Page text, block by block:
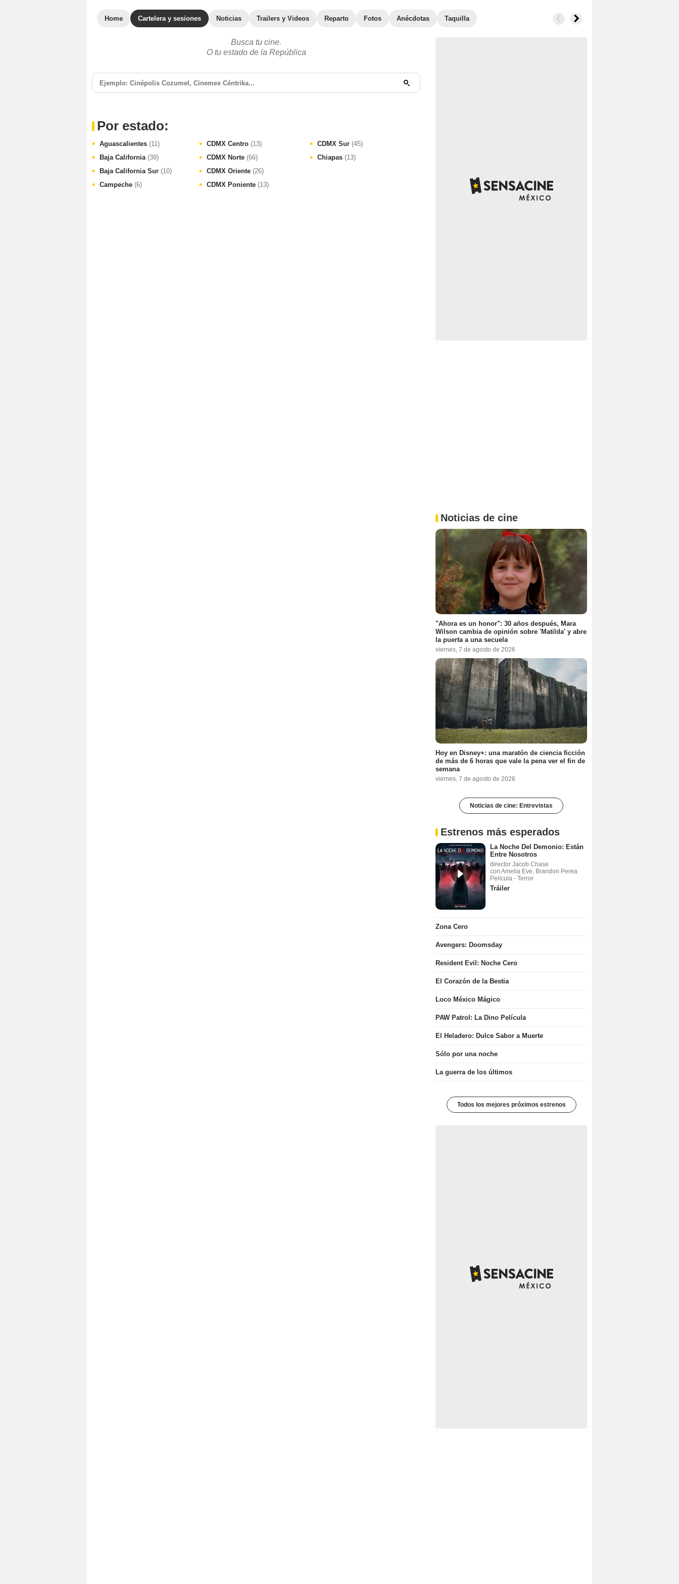
Home Cartelera y sesiones Noticias Trailers y Videos Reparto Fotos Anécdotas Taquilla
Busca tu cine.
O tu estado de la República
Por estado:
Aguascalientes (11)
Baja California (39)
Baja California Sur (10)
Campeche (6)
CDMX Centro (13)
CDMX Norte (66)
CDMX Oriente (26)
CDMX Poniente (13)
CDMX Sur (45)
Chiapas (13)
Noticias de cine
"Ahora es un honor": 30 años después, Mara
Wilson cambia de opinión sobre 'Matilda' y abre
la puerta a una secuela
viernes, 7 de agosto de 2026
Hoy en Disney+: una maratón de ciencia ficción
de más de 6 horas que vale la pena ver el fin de
semana
viernes, 7 de agosto de 2026
Noticias de cine: Entrevistas
Estrenos más esperados
La Noche Del Demonio: Están
Entre Nosotros
director Jacob Chase
con Amelia Eve, Brandon Perea
Película - Terror
Tráiler
Zona Cero
Avengers: Doomsday
Resident Evil: Noche Cero
El Corazón de la Bestia
Loco México Mágico
PAW Patrol: La Dino Película
El Heladero: Dulce Sabor a Muerte
Sólo por una noche
La guerra de los últimos
Todos los mejores próximos estrenos